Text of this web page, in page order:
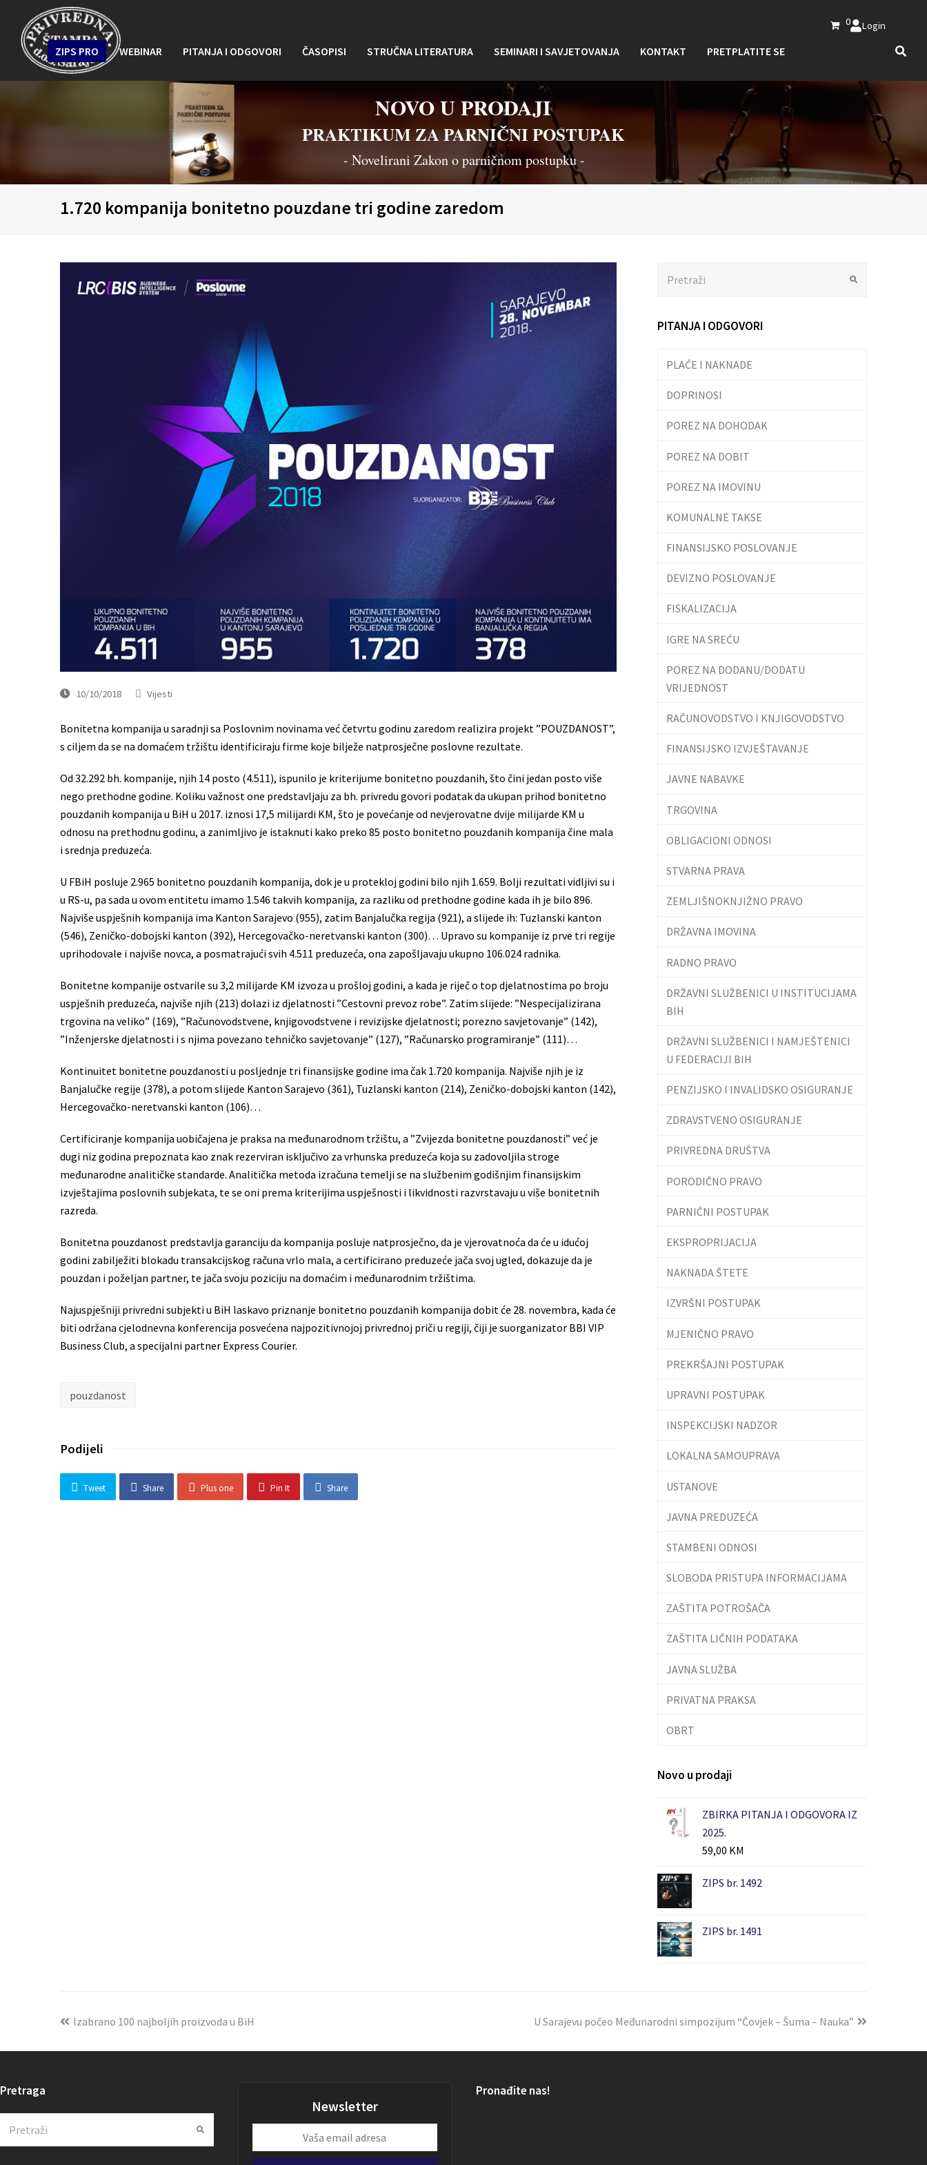
0 Login
ZIPS PRO WEBINAR PITANJA I ODGOVORI ČASOPISI STRUČNA LITERATURA SEMINARI I SAVJETOVANJA KONTAKT PRETPLATITE SE
NOVO U PRODAJI
PRAKTIKUM ZA PARNIČNI POSTUPAK
- Novelirani Zakon o parničnom postupku -
1.720 kompanija bonitetno pouzdane tri godine zaredom
10/10/2018 Vijesti
Bonitetna kompanija u saradnji sa Poslovnim novinama već četvrtu godinu zaredom realizira projekt ”POUZDANOST”,
s ciljem da se na domaćem tržištu identificiraju firme koje bilježe natprosječne poslovne rezultate.
Od 32.292 bh. kompanije, njih 14 posto (4.511), ispunilo je kriterijume bonitetno pouzdanih, što čini jedan posto više
nego prethodne godine. Koliku važnost one predstavljaju za bh. privredu govori podatak da ukupan prihod bonitetno
pouzdanih kompanija u BiH u 2017. iznosi 17,5 milijardi KM, što je povećanje od nevjerovatne dvije milijarde KM u
odnosu na prethodnu godinu, a zanimljivo je istaknuti kako preko 85 posto bonitetno pouzdanih kompanija čine mala
i srednja preduzeća.
U FBiH posluje 2.965 bonitetno pouzdanih kompanija, dok je u protekloj godini bilo njih 1.659. Bolji rezultati vidljivi su i
u RS-u, pa sada u ovom entitetu imamo 1.546 takvih kompanija, za razliku od prethodne godine kada ih je bilo 896.
Najviše uspješnih kompanija ima Kanton Sarajevo (955), zatim Banjalučka regija (921), a slijede ih: Tuzlanski kanton
(546), Zeničko-dobojski kanton (392), Hercegovačko-neretvanski kanton (300)… Upravo su kompanije iz prve tri regije
uprihodovale i najviše novca, a posmatrajući svih 4.511 preduzeća, ona zapošljavaju ukupno 106.024 radnika.
Bonitetne kompanije ostvarile su 3,2 milijarde KM izvoza u prošloj godini, a kada je riječ o top djelatnostima po broju
uspješnih preduzeća, najviše njih (213) dolazi iz djelatnosti ”Cestovni prevoz robe”. Zatim slijede: ”Nespecijalizirana
trgovina na veliko” (169), ”Računovodstvene, knjigovodstvene i revizijske djelatnosti; porezno savjetovanje” (142),
”Inženjerske djelatnosti i s njima povezano tehničko savjetovanje” (127), ”Računarsko programiranje” (111)…
Kontinuitet bonitetne pouzdanosti u posljednje tri finansijske godine ima čak 1.720 kompanija. Najviše njih je iz
Banjalučke regije (378), a potom slijede Kanton Sarajevo (361), Tuzlanski kanton (214), Zeničko-dobojski kanton (142),
Hercegovačko-neretvanski kanton (106)…
Certificiranje kompanija uobičajena je praksa na međunarodnom tržištu, a ”Zvijezda bonitetne pouzdanosti” već je
dugi niz godina prepoznata kao znak rezerviran isključivo za vrhunska preduzeća koja su zadovoljila stroge
međunarodne analitičke standarde. Analitička metoda izračuna temelji se na službenim godišnjim finansijskim
izvještajima poslovnih subjekata, te se oni prema kriterijima uspješnosti i likvidnosti razvrstavaju u više bonitetnih
razreda.
Bonitetna pouzdanost predstavlja garanciju da kompanija posluje natprosječno, da je vjerovatnoća da će u idućoj
godini zabilježiti blokadu transakcijskog računa vrlo mala, a certificirano preduzeće jača svoj ugled, dokazuje da je
pouzdan i poželjan partner, te jača svoju poziciju na domaćim i međunarodnim tržištima.
Najuspješniji privredni subjekti u BiH laskavo priznanje bonitetno pouzdanih kompanija dobit će 28. novembra, kada će
biti održana cjelodnevna konferencija posvećena najpozitivnojoj privrednoj priči u regiji, čiji je suorganizator BBI VIP
Business Club, a specijalni partner Express Courier.
pouzdanost
Podijeli
Tweet Share Plus one Pin It Share
PITANJA I ODGOVORI
PLAĆE I NAKNADE
DOPRINOSI
POREZ NA DOHODAK
POREZ NA DOBIT
POREZ NA IMOVINU
KOMUNALNE TAKSE
FINANSIJSKO POSLOVANJE
DEVIZNO POSLOVANJE
FISKALIZACIJA
IGRE NA SREĆU
POREZ NA DODANU/DODATU
VRIJEDNOST
RAČUNOVODSTVO I KNJIGOVODSTVO
FINANSIJSKO IZVJEŠTAVANJE
JAVNE NABAVKE
TRGOVINA
OBLIGACIONI ODNOSI
STVARNA PRAVA
ZEMLJIŠNOKNJIŽNO PRAVO
DRŽAVNA IMOVINA
RADNO PRAVO
DRŽAVNI SLUŽBENICI U INSTITUCIJAMA
BIH
DRŽAVNI SLUŽBENICI I NAMJEŠTENICI
U FEDERACIJI BIH
PENZIJSKO I INVALIDSKO OSIGURANJE
ZDRAVSTVENO OSIGURANJE
PRIVREDNA DRUŠTVA
PORODIČNO PRAVO
PARNIČNI POSTUPAK
EKSPROPRIJACIJA
NAKNADA ŠTETE
IZVRŠNI POSTUPAK
MJENIČNO PRAVO
PREKRŠAJNI POSTUPAK
UPRAVNI POSTUPAK
INSPEKCIJSKI NADZOR
LOKALNA SAMOUPRAVA
USTANOVE
JAVNA PREDUZEĆA
STAMBENI ODNOSI
SLOBODA PRISTUPA INFORMACIJAMA
ZAŠTITA POTROŠAČA
ZAŠTITA LIČNIH PODATAKA
JAVNA SLUŽBA
PRIVATNA PRAKSA
OBRT
Novo u prodaji
ZBIRKA PITANJA I ODGOVORA IZ
2025.
59,00 KM
ZIPS br. 1492
ZIPS br. 1491
Izabrano 100 najboljih proizvoda u BiH U Sarajevu počeo Međunarodni simpozijum “Čovjek – Šuma – Nauka”
Pretraga
Submit
Newsletter
email
Pronađite nas!